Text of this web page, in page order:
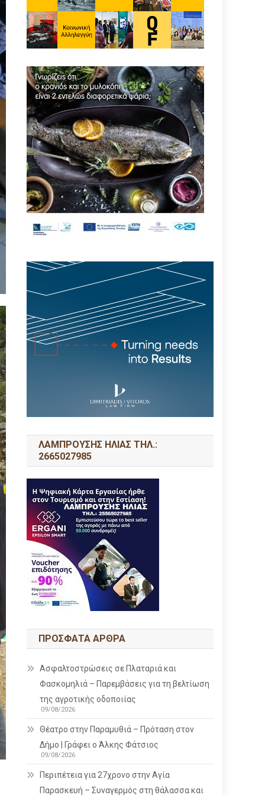
ΛΑΜΠΡΟΥΣΗΣ ΗΛΙΑΣ ΤΗΛ.:
2665027985
ΠΡΌΣΦΑΤΑ ΆΡΘΡΑ
Ασφαλτοστρώσεις σε Πλαταριά και
Φασκομηλιά – Παρεμβάσεις για τη βελτίωση
της αγροτικής οδοποιίας
09/08/2026
Θέατρο στην Παραμυθιά – Πρόταση στον
Δήμο | Γράφει ο Άλκης Φάτσιος
09/08/2026
Περιπέτεια για 27χρονο στην Αγία
Παρασκευή – Συναγερμός στη θάλασσα και